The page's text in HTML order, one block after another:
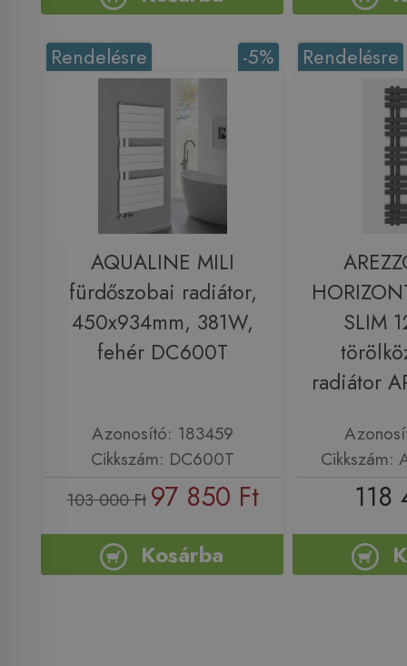
-5%
Rendelésre
AQUALINE MILI
fürdőszobai radiátor,
450x934mm, 381W,
fehér DC600T
Azonosító: 183459
Cikkszám: DC600T
103 000 Ft 97 850 Ft
Kosárba
Rendelésre
SLIM
radiátor
Cikkszám:
118